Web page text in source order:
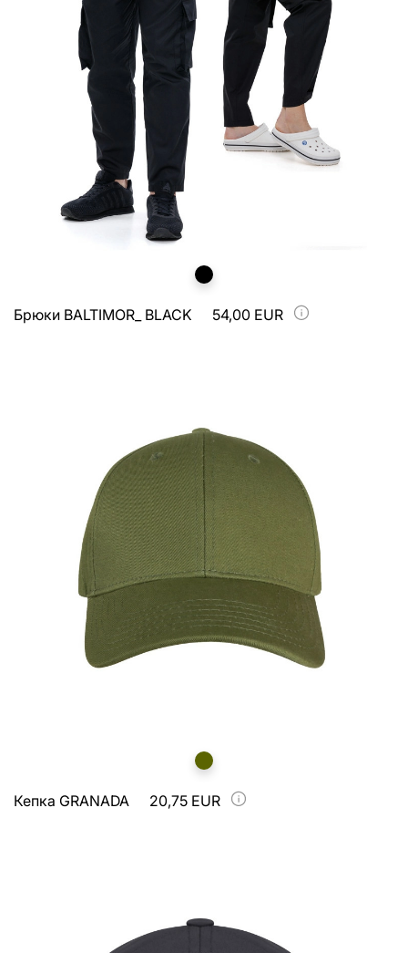
Брюки BALTIMOR_ BLACK 54,00 EUR
Кепка GRANADA 20,75 EUR